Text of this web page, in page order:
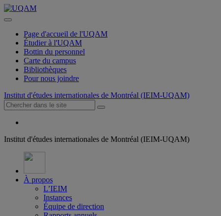
Page d'accueil de l'UQAM
Étudier à l'UQAM
Bottin du personnel
Carte du campus
Bibliothèques
Pour nous joindre
Institut d'études internationales de Montréal (IEIM-UQAM)
Institut d'études internationales de Montréal (IEIM-UQAM)
À propos
L’IEIM
Instances
Équipe de direction